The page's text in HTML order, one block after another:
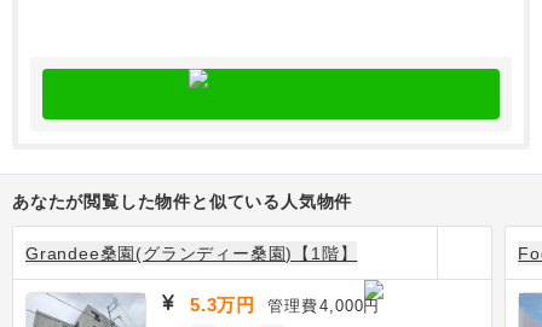
あなたが閲覧した物件と似ている人気物件
Grandee桑園(グランディー桑園)【1階】
5.3万円 管理費4,000円